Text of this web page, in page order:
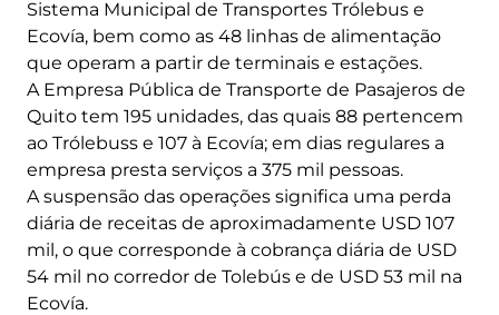
Sistema Municipal de Transportes Trólebus e
Ecovía, bem como as 48 linhas de alimentação
que operam a partir de terminais e estações.
A Empresa Pública de Transporte de Pasajeros de
Quito tem 195 unidades, das quais 88 pertencem
ao Trólebuss e 107 à Ecovía; em dias regulares a
empresa presta serviços a 375 mil pessoas.
A suspensão das operações significa uma perda
diária de receitas de aproximadamente USD 107
mil, o que corresponde à cobrança diária de USD
54 mil no corredor de Tolebús e de USD 53 mil na
Ecovía.